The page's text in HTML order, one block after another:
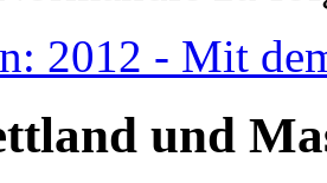
2012 - Mit
und